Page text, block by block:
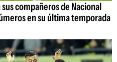
compañeros de Nacional
en su última temporada